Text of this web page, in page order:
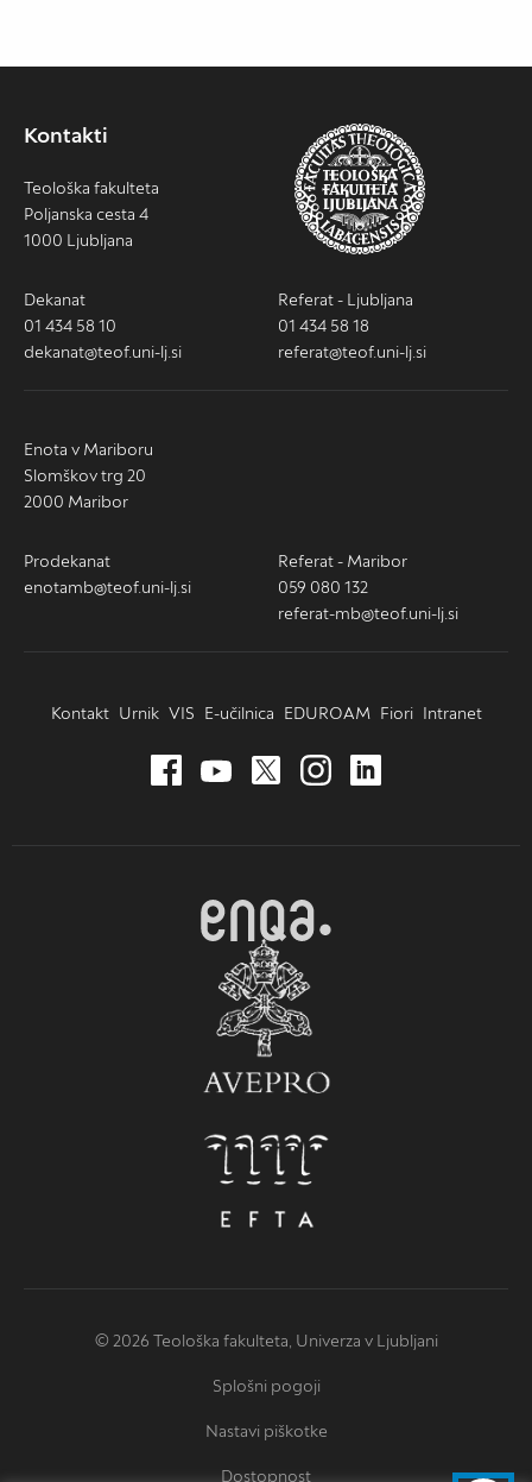
Kontakti
Teološka fakulteta
Poljanska cesta 4
1000 Ljubljana
Dekanat
01 434 58 10
dekanat@teof.uni-lj.si
Referat - Ljubljana
01 434 58 18
referat@teof.uni-lj.si
Enota v Mariboru
Slomškov trg 20
2000 Maribor
Prodekanat
enotamb@teof.uni-lj.si
Referat - Maribor
059 080 132
referat-mb@teof.uni-lj.si
Kontakt Urnik VIS E-učilnica EDUROAM Fiori Intranet
© 2026 Teološka fakulteta, Univerza v Ljubljani
Splošni pogoji
Nastavi piškotke
Dostopnost